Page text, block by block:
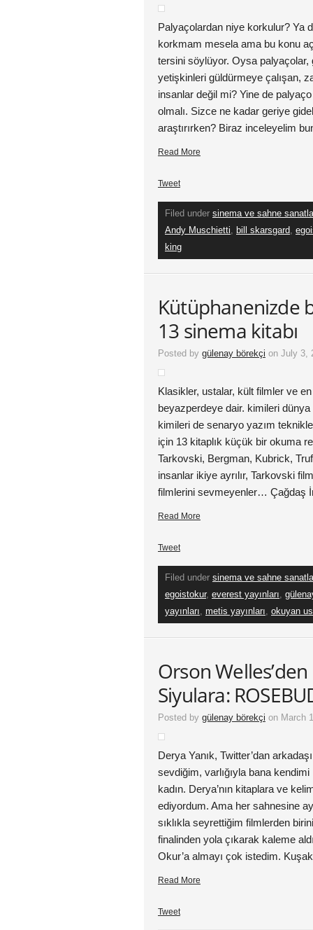
Palyaçolardan niye korkulur? Ya
korkmam mesela ama bu konu
tersini söylüyor. Oysa palyaçolar,
yetişkinleri güldürmeye çalışan,
insanlar değil mi? Yine de
olmalı. Sizce ne kadar geriye
araştırırken? Biraz inceleyelim
Read More
Tweet
Filed under sinema ve sahne
Andy Muschietti, bill skarsgard,
king
Kütüphanenizde
13 sinema kitabı
Posted by gülenay börekçi on July 3,
Klasikler, ustalar, kült filmler ve
beyazperdeye dair. kimileri
kimileri de senaryo yazım
için 13 kitaplık küçük bir okuma
Tarkovski, Bergman, Kubrick,
insanlar ikiye ayrılır, Tarkovski
filmlerini sevmeyenler… Çağdaş
Read More
Tweet
Filed under sinema ve sahne
egoistokur, everest yayınları,
yayınları, metis yayınları, okuyan us
Orson
Siyulara:
Posted by gülenay börekçi on March
Derya Yanık, Twitter’dan
sevdiğim, varlığıyla bana
kadın. Derya’nın kitaplara ve
ediyordum. Ama her sahnesine
sıklıkla seyrettiğim filmlerden
finalinden yola çıkarak kaleme
Okur’a almayı çok istedim.
Read More
Tweet